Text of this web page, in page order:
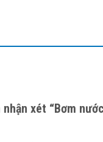
Phóng, P. Thịnh Liệt,
xét “Bơm